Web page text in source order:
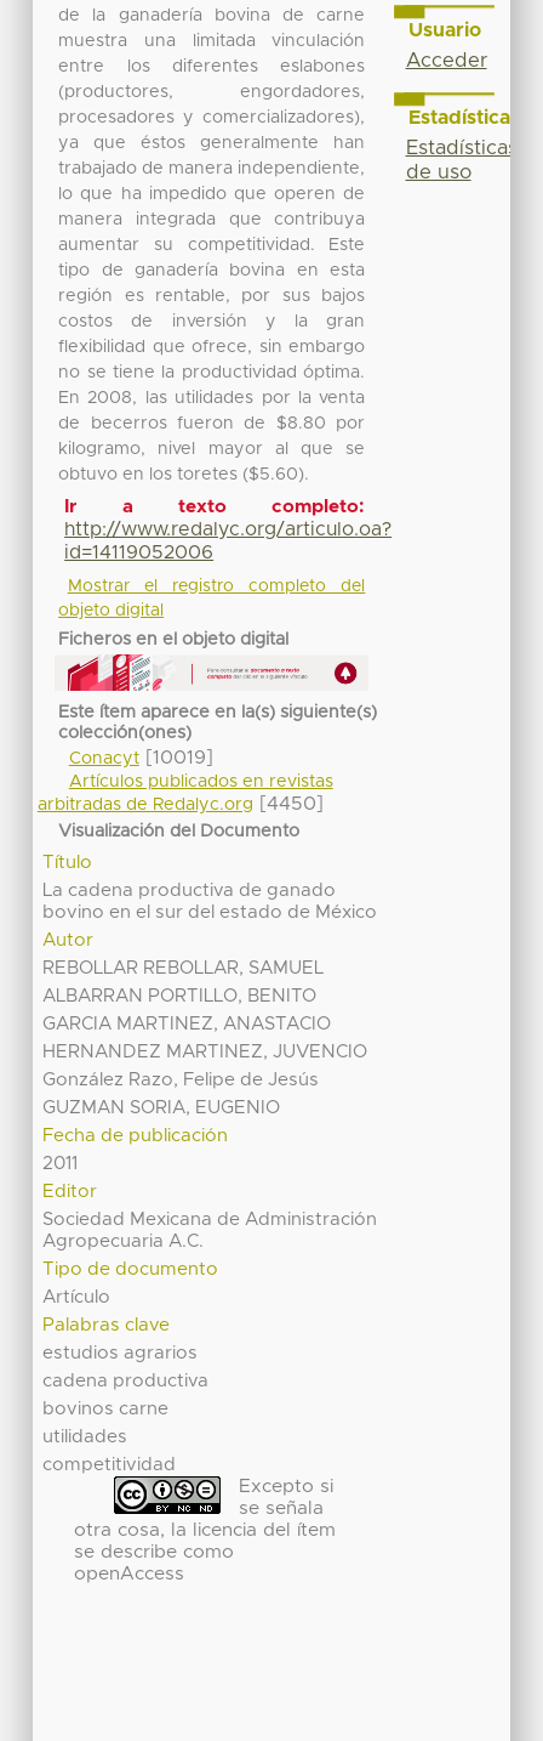
de la ganadería bovina de carne
muestra una limitada vinculación
entre los diferentes eslabones
(productores, engordadores,
procesadores y comercializadores),
ya que éstos generalmente han
trabajado de manera independiente,
lo que ha impedido que operen de
manera integrada que contribuya
aumentar su competitividad. Este
tipo de ganadería bovina en esta
región es rentable, por sus bajos
costos de inversión y la gran
flexibilidad que ofrece, sin embargo
no se tiene la productividad óptima.
En 2008, las utilidades por la venta
de becerros fueron de $8.80 por
kilogramo, nivel mayor al que se
obtuvo en los toretes ($5.60).
Ir a texto completo:
http://www.redalyc.org/articulo.oa?
id=14119052006
Mostrar el registro completo del
objeto digital
Ficheros en el objeto digital
Este ítem aparece en la(s) siguiente(s)
colección(ones)
Conacyt[10019]
Artículos publicados en revistas
arbitradas de Redalyc.org
[4450]
Visualización del Documento
Título
La cadena productiva de ganado
bovino en el sur del estado de México
Autor
REBOLLAR REBOLLAR, SAMUEL
ALBARRAN PORTILLO, BENITO
GARCIA MARTINEZ, ANASTACIO
HERNANDEZ MARTINEZ, JUVENCIO
González Razo, Felipe de Jesús
GUZMAN SORIA, EUGENIO
Fecha de publicación
2011
Editor
Sociedad Mexicana de Administración
Agropecuaria A.C.
Tipo de documento
Artículo
Palabras clave
estudios agrarios
cadena productiva
bovinos carne
utilidades
competitividad
Excepto si
se señala
otra cosa, la licencia del ítem
se describe como
openAccess
Usuario
Acceder
Estadísticas
Estadísticas
de uso